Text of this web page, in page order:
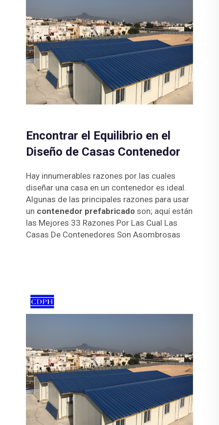
Encontrar el Equilibrio en el
Diseño de Casas Contenedor
Hay innumerables razones por las cuales
diseñar una casa en un contenedor es ideal.
Algunas de las principales razones para usar
un contenedor prefabricado son; aquí están
las Mejores 33 Razones Por Las Cual Las
Casas De Contenedores Son Asombrosas